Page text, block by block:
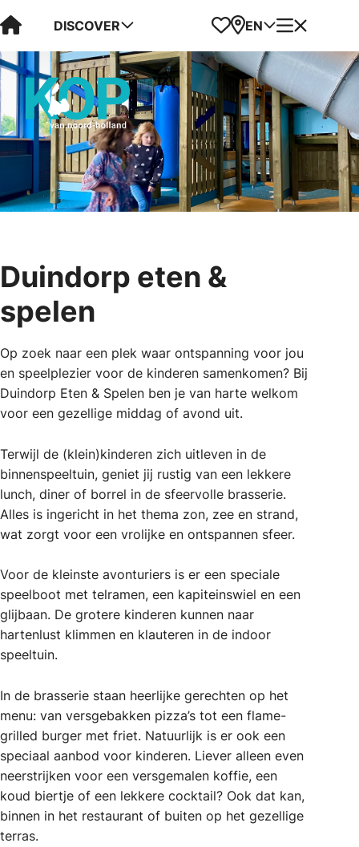
Visit Kop van Holland
DISCOVER Favorites
Map
EN Menu
Duindorp eten &
spelen
Op zoek naar een plek waar ontspanning voor jou
en speelplezier voor de kinderen samenkomen? Bij
Duindorp Eten & Spelen ben je van harte welkom
voor een gezellige middag of avond uit.
Terwijl de (klein)kinderen zich uitleven in de
binnenspeeltuin, geniet jij rustig van een lekkere
lunch, diner of borrel in de sfeervolle brasserie.
Alles is ingericht in het thema zon, zee en strand,
wat zorgt voor een vrolijke en ontspannen sfeer.
Voor de kleinste avonturiers is er een speciale
speelboot met telramen, een kapiteinswiel en een
glijbaan. De grotere kinderen kunnen naar
hartenlust klimmen en klauteren in de indoor
speeltuin.
In de brasserie staan heerlijke gerechten op het
menu: van versgebakken pizza’s tot een flame-
grilled burger met friet. Natuurlijk is er ook een
speciaal aanbod voor kinderen. Liever alleen even
neerstrijken voor een versgemalen koffie, een
koud biertje of een lekkere cocktail? Ook dat kan,
binnen in het restaurant of buiten op het gezellige
terras.